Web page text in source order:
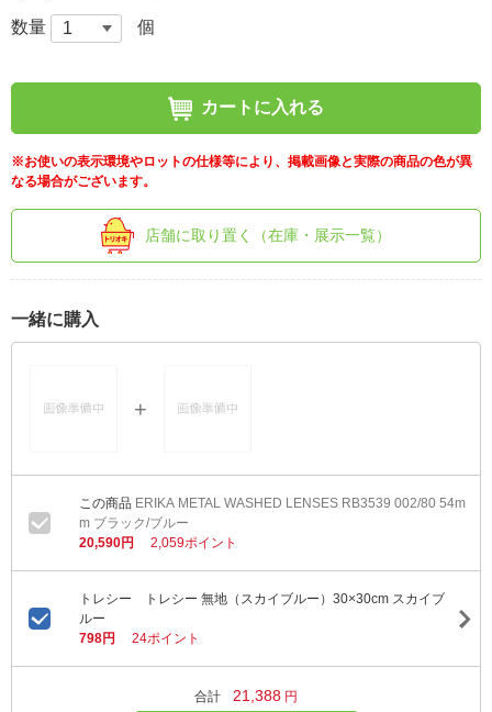
数量 個
カートに入れる
※お使いの表示環境やロットの仕様等により、掲載画像と実際の商品の色が異
なる場合がございます。
店舗に取り置く（在庫・展示一覧）
一緒に購入
ERIKA METAL WASHED LENSES RB3539 002/80 54m
m ブラック/ブルー
20,590円
2,059ポイント
トレシー トレシー 無地（スカイブルー）30×30cm スカイブ
ルー
798円
24ポイント
合計 21,388 円